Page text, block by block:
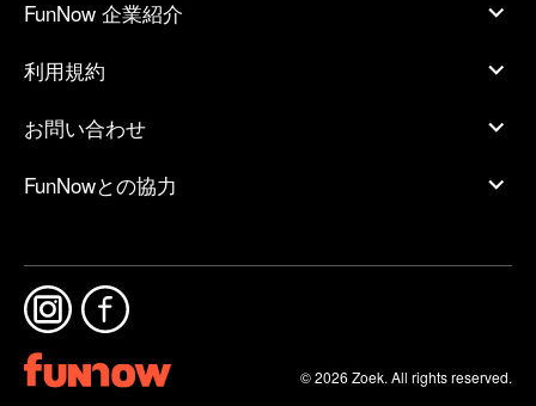
FunNow 企業紹介
利用規約
お問い合わせ
FunNowとの協力
© 2026 Zoek. All rights reserved.